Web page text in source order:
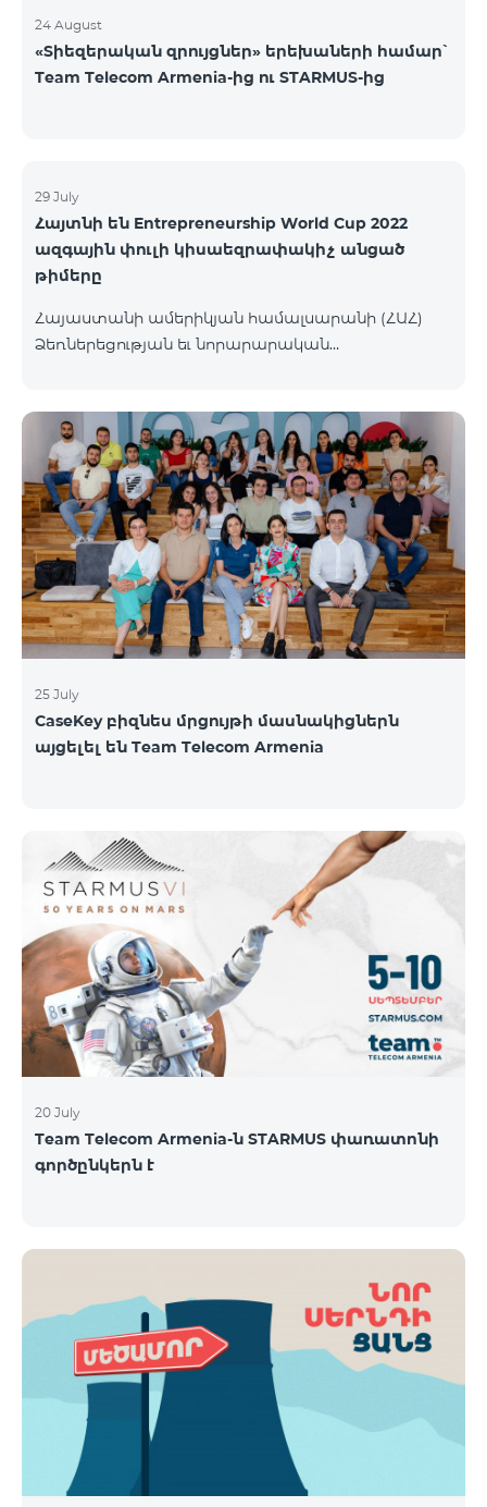
24 August
«Տիեզերական զրույցներ» երեխաների համար՝
Team Telecom Armenia-ից ու STARMUS-ից
29 July
Հայտնի են Entrepreneurship World Cup 2022
ազգային փուլի կիսաեզրափակիչ անցած
թիմերը
Հայաստանի ամերիկյան համալսարանի (ՀԱՀ)
Ձեռներեցության եւ նորարարական
մասնակից թիմերին։ Ավելի քան 110 թիմերից 99-ը
հաղթահարել են նախնական փուլը, իսկ 34-ն
անցել են կիսաեզրափակիչ փուլ։ Ընտրությունն
իրականացվել է 48 մասնագետների կողմից,
որոնք յուրաքանչյուր հայտ ուսումնասիրել և
գնահատել են՝ ըստ EWC-ի միջազգային
գնահատման ստանդարտների։ EWC մրցույթի
ազգային կիսաեզրափակիչը կանցկացվի
օգոստոսի 1-ին և 2-ին։ Կանխատեսվում է
25 July
CaseKey բիզնես մրցույթի մասնակիցներն
այցելել են Team Telecom Armenia
20 July
Team Telecom Armenia-ն STARMUS փառատոնի
գործընկերն է